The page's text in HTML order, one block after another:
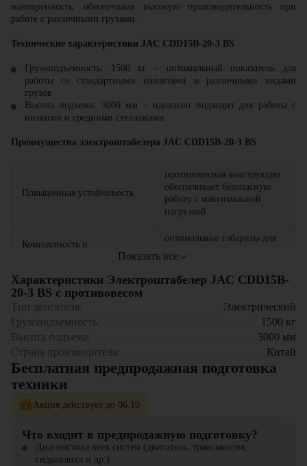
маневренность, обеспечивая высокую производительность при
работе с различными грузами.
Технические характеристики JAC CDD15B-20-3 BS
Грузоподъемность: 1500 кг – оптимальный показатель для
работы со стандартными паллетами и различными видами
грузов
Высота подъема: 3000 мм – идеально подходит для работы с
низкими и средними стеллажами
Преимущества электроштабелера JAC CDD15B-20-3 BS
Повышенная устойчивость
противовесная конструкция
обеспечивает безопасную
работу с максимальной
нагрузкой
Компактность и
оптимальные габариты для
работы в узких складских
проходах
Экономичность
эксплуатации
низкое энергопотребление и
минимальные затраты на
Удобство управления
подножка
Надежность
длительный срок службы
Где применяется JAC CDD15B-20-3 BS?
Склады и логистические центры – идеальное решение для
погрузочно-разгрузочных работ
Производственные цеха – эффективная транспортировка сырья и
готовой продукции
Торговые комплексы и гипермаркеты – компактные размеры для
работы в ограниченном пространстве
перемещения различных грузов
Почему стоит выбрать JAC CDD15B-20-3 BS?
Показать все
Характеристики Электроштабелер JAC CDD15B-
20-3 BS с противовесом
Тип двигателя:
Электрический
Грузоподъемность:
1500 кг
Высота подъема:
3000 мм
Страна производитель:
Китай
Бесплатная предпродажная подготовка
техники
Акция действует до 06.10
Что входит в предпродажную подготовку?
Диагностика всех систем (двигатель, трансмиссия,
гидравлика и др.)